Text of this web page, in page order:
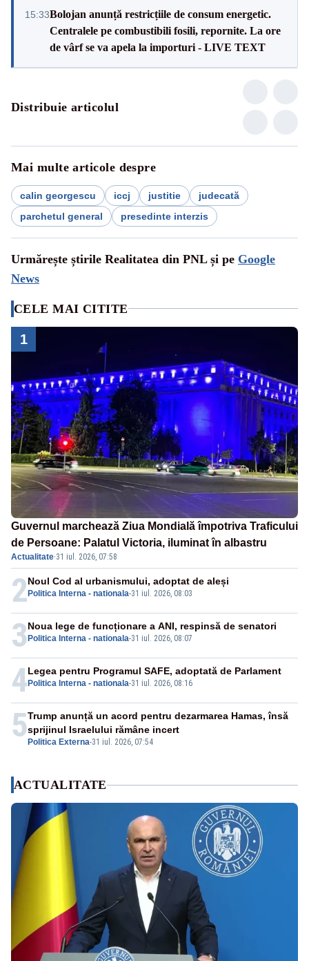
15:33Bolojan anunță restricțiile de consum energetic.
Centralele pe combustibili fosili, repornite. La ore
de vârf se va apela la importuri - LIVE TEXT
Distribuie articolul
Mai multe articole despre
calin georgescu iccj justitie
judecată
parchetul general
presedinte interzis
Urmărește știrile Realitatea din PNL și pe Google
News
CELE MAI CITITE
1
Guvernul marchează Ziua Mondială împotriva Traficului
de Persoane: Palatul Victoria, iluminat în albastru
Actualitate·31 iul. 2026, 07:58
2 Politica Interna - nationala-31 iul. 2026, 08:03
Noul Cod al urbanismului, adoptat de aleși
3 Politica Interna - nationala-31 iul. 2026, 08:07
Noua lege de funcționare a ANI, respinsă de senatori
4 Politica Interna - nationala-31 iul. 2026, 08:16
Legea pentru Programul SAFE, adoptată de Parlament
5 Politica Externa-31 iul. 2026, 07:54
Trump anunță un acord pentru dezarmarea Hamas, însă
sprijinul Israelului rămâne incert
ACTUALITATE